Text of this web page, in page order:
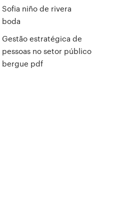
Sofia niño de rivera
boda
Gestão estratégica de
pessoas no setor público
bergue pdf